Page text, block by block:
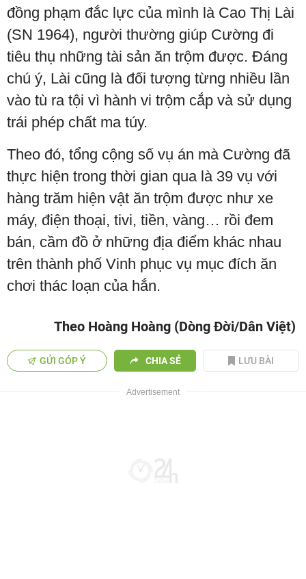
đồng phạm đắc lực của mình là Cao Thị Lài
(SN 1964), người thường giúp Cường đi
tiêu thụ những tài sản ăn trộm được. Đáng
chú ý, Lài cũng là đối tượng từng nhiều lần
vào tù ra tội vì hành vi trộm cắp và sử dụng
trái phép chất ma túy.
Theo đó, tổng cộng số vụ án mà Cường đã
thực hiện trong thời gian qua là 39 vụ với
hàng trăm hiện vật ăn trộm được như xe
máy, điện thoại, tivi, tiền, vàng… rồi đem
bán, cầm đồ ở những địa điểm khác nhau
trên thành phố Vinh phục vụ mục đích ăn
chơi thác loạn của hắn.
Theo Hoàng Hoàng (Dòng Đời/Dân Việt)
GỬI GÓP Ý CHIA SẺ LƯU BÀI